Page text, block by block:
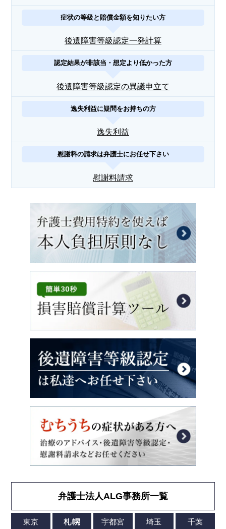
症状の等級と賠償金額を知りたい方
後遺障害等級認定一発計算
認定結果が非該当・想定より低かった方
後遺障害等級認定の異議申立て
逸失利益に疑問をお持ちの方
逸失利益
慰謝料の請求は弁護士にお任せ下さい
慰謝料請求
弁護士法人ALG事務所一覧